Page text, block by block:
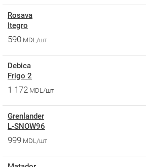
Rosava
Itegro
590 MDL/шт
Debica
Frigo 2
1 172 MDL/шт
Grenlander
L-SNOW96
999 MDL/шт